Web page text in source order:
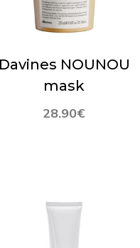
Davines NOUNOU
mask
28.90€